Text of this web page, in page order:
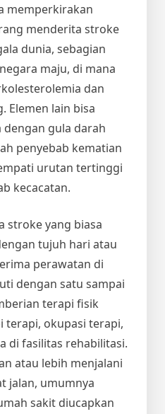
memperkirakan
menderita stroke
dunia, sebagian
maju, di mana
dan
Elemen lain bisa
dengan gula darah
penyebab kematian
urutan tertinggi
kecacatan.
stroke yang biasa
tujuh hari atau
perawatan di
dengan satu sampai
terapi fisik
terapi, okupasi terapi,
di fasilitas rehabilitasi.
atau lebih menjalani
jalan, umumnya
sakit diucapkan